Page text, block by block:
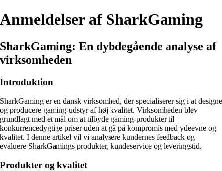
Anmeldelser af SharkGaming
SharkGaming: En dybdegående analyse af
virksomheden
Introduktion
SharkGaming er en dansk virksomhed, der specialiserer sig i at designe
og producere gaming-udstyr af høj kvalitet. Virksomheden blev
grundlagt med et mål om at tilbyde gaming-produkter til
konkurrencedygtige priser uden at gå på kompromis med ydeevne og
kvalitet. I denne artikel vil vi analysere kundernes feedback og
evaluere SharkGamings produkter, kundeservice og leveringstid.
Produkter og kvalitet